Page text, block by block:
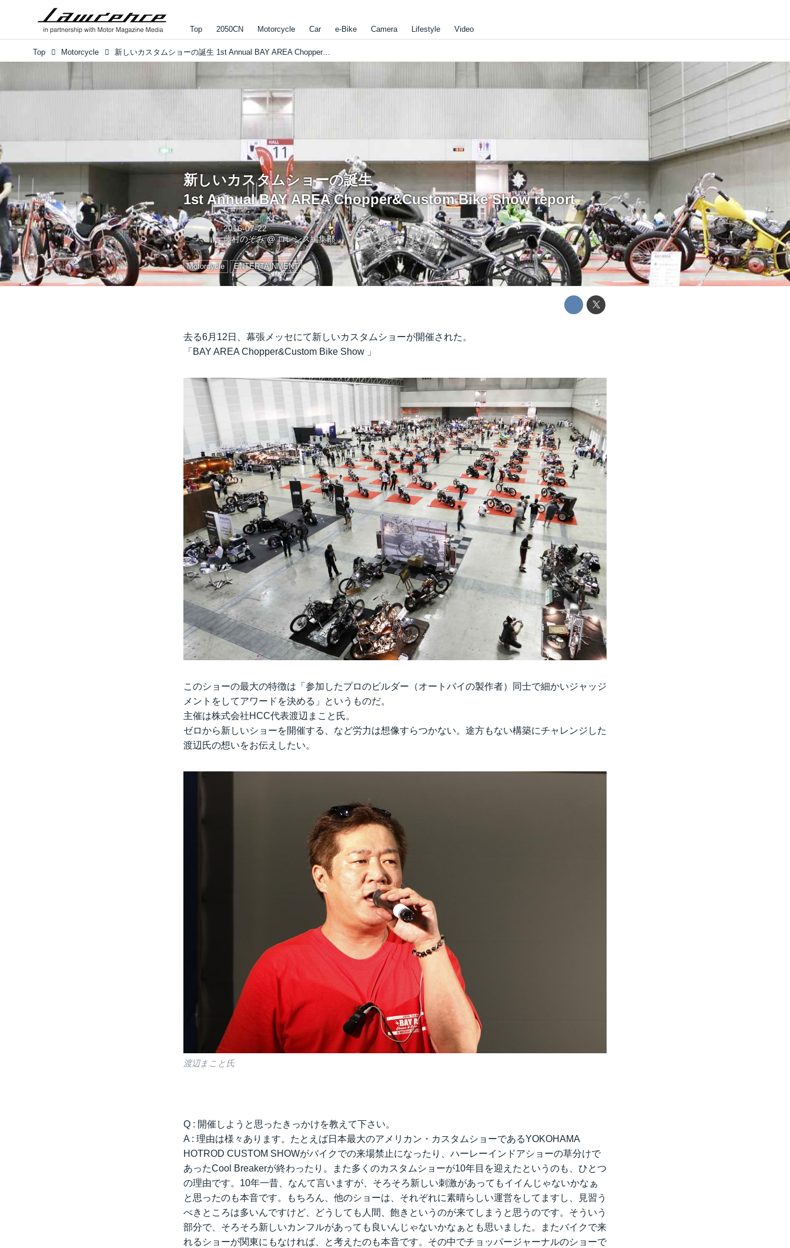
Top 2050CN Motorcycle Car e-Bike Camera Lifestyle Video
Top Motorcycle 新しいカスタムショーの誕生 1st Annual BAY AREA Chopper&Custom Bike Show report
新しいカスタムショーの誕生
1st Annual BAY AREA Chopper&Custom Bike Show report
2016-07-22
藤村のぞみ@ロレンス編集部
Motorcycle ENTERTAINMENT
去る6月12日、幕張メッセにて新しいカスタムショーが開催された。
「BAY AREA Chopper&Custom Bike Show 」
このショーの最大の特徴は「参加したプロのビルダー（オートバイの製作者）同士で細かいジャッジ
メントをしてアワードを決める」というものだ。
主催は株式会社HCC代表渡辺まこと氏。
ゼロから新しいショーを開催する、など労力は想像すらつかない。途方もない構築にチャレンジした
渡辺氏の想いをお伝えしたい。
渡辺まこと氏
Q : 開催しようと思ったきっかけを教えて下さい。
A : 理由は様々あります。たとえば日本最大のアメリカン・カスタムショーであるYOKOHAMA
HOTROD CUSTOM SHOWがバイクでの来場禁止になったり、ハーレーインドアショーの草分けで
あったCool Breakerが終わったり。また多くのカスタムショーが10年目を迎えたというのも、ひとつ
の理由です。10年一昔、なんて言いますが、そろそろ新しい刺激があってもイイんじゃないかなぁ
と思ったのも本音です。もちろん、他のショーは、それぞれに素晴らしい運営をしてますし、見習う
べきところは多いんですけど、どうしても人間、飽きというのが来てしまうと思うのです。そういう
部分で、そろそろ新しいカンフルがあっても良いんじゃないかなぁとも思いました。またバイクで来
れるショーが関東にもなければ、と考えたのも本音です。その中でチョッパージャーナルのショーで